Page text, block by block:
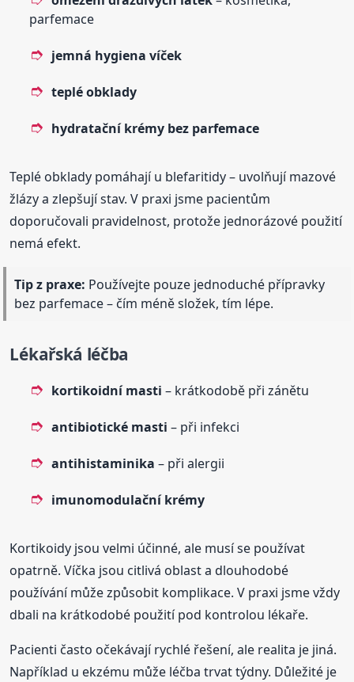
parfemace
jemná hygiena víček
teplé obklady
hydratační krémy bez parfemace
Teplé obklady pomáhají u blefaritidy – uvolňují mazové
žlázy a zlepšují stav. V praxi jsme pacientům
doporučovali pravidelnost, protože jednorázové použití
nemá efekt.
Tip z praxe: Používejte pouze jednoduché přípravky
bez parfemace – čím méně složek, tím lépe.
Lékařská léčba
kortikoidní masti – krátkodobě při zánětu
antibiotické masti – při infekci
antihistaminika – při alergii
imunomodulační krémy
Kortikoidy jsou velmi účinné, ale musí se používat
opatrně. Víčka jsou citlivá oblast a dlouhodobé
používání může způsobit komplikace. V praxi jsme vždy
dbali na krátkodobé použití pod kontrolou lékaře.
Pacienti často očekávají rychlé řešení, ale realita je jiná.
Například u ekzému může léčba trvat týdny. Důležité je